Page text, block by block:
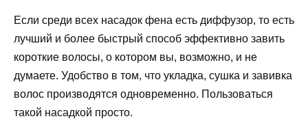
Если среди всех насадок фена есть диффузор, то есть
лучший и более быстрый способ эффективно завить
короткие волосы, о котором вы, возможно, и не
думаете. Удобство в том, что укладка, сушка и завивка
волос производятся одновременно. Пользоваться
такой насадкой просто.